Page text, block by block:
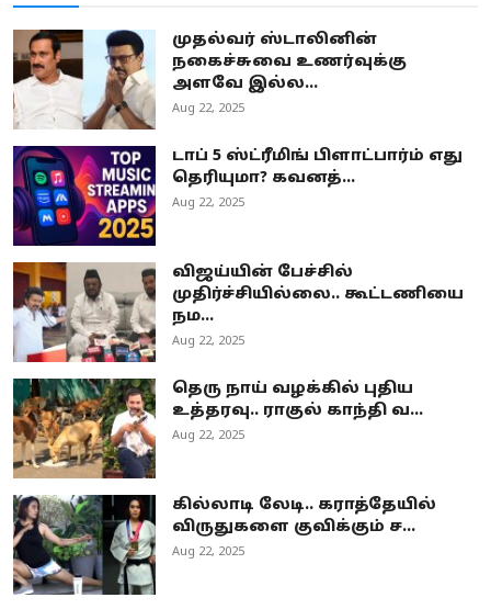
முதல்வர் ஸ்டாலினின்
நகைச்சுவை உணர்வுக்கு
அளவே இல்ல...
Aug 22, 2025
டாப் 5 ஸ்ட்ரீமிங் பிளாட்பார்ம் எது
தெரியுமா? கவனத்...
Aug 22, 2025
விஜய்யின் பேச்சில்
முதிர்ச்சியில்லை.. கூட்டணியை
நம...
Aug 22, 2025
தெரு நாய் வழக்கில் புதிய
உத்தரவு.. ராகுல் காந்தி வ...
Aug 22, 2025
கில்லாடி லேடி.. கராத்தேயில்
விருதுகளை குவிக்கும் ச...
Aug 22, 2025